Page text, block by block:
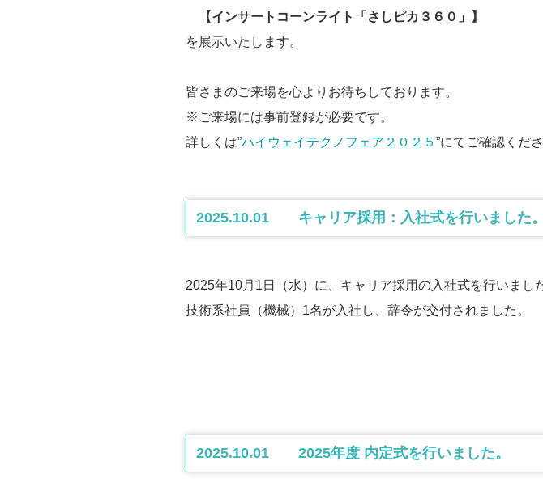
【インサートコーンライト「さしピカ３６０」】
を展示いたします。
皆さまのご来場を心よりお待ちしております。
※ご来場には事前登録が必要です。
詳しくは”ハイウェイテクノフェア２０２５ ”にてご確認くださ
2025.10.01 キャリア採用：入社式を行いました。
2025年10月1日（水）に、キャリア採用の入社式を行いまし
技術系社員（機械）1名が入社し、辞令が交付されました。
2025.10.01 2025年度 内定式を行いました。